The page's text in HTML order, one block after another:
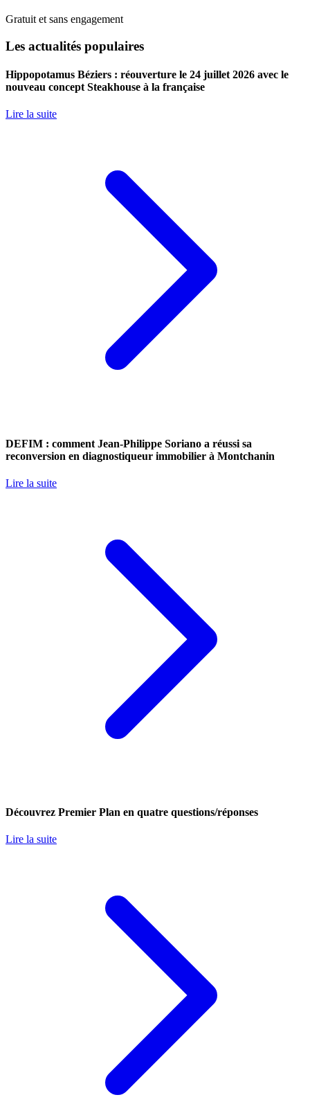
Gratuit et sans engagement
Les actualités populaires
Hippopotamus Béziers : réouverture le 24 juillet 2026 avec le
nouveau concept Steakhouse à la française
Lire la suite
DEFIM : comment Jean-Philippe Soriano a réussi sa
reconversion en diagnostiqueur immobilier à Montchanin
Lire la suite
Découvrez Premier Plan en quatre questions/réponses
Lire la suite